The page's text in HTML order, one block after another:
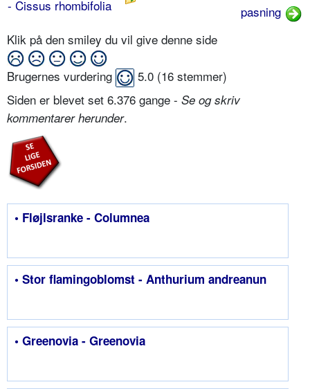
- Cissus rhombifolia
pasning
Klik på den smiley du vil give denne side
Brugernes vurdering 5.0 (16 stemmer)
Siden er blevet set 6.376 gange - Se og skriv
kommentarer herunder.
• Fløjlsranke - Columnea
• Stor flamingoblomst - Anthurium andreanun
• Greenovia - Greenovia